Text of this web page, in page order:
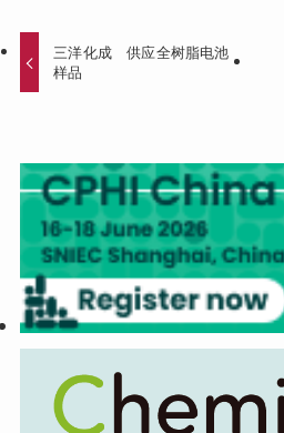
三洋化成 供应全树脂电池
样品